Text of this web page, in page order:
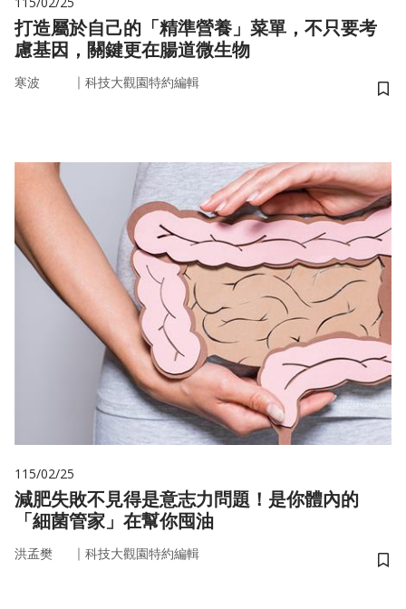
打造屬於自己的「精準營養」菜單，不只要考
慮基因，關鍵更在腸道微生物
寒波 ｜ 科技大觀園特約編輯
儲
115/02/25
減肥失敗不見得是意志力問題！是你體內的
「細菌管家」在幫你囤油
洪孟樊 ｜ 科技大觀園特約編輯
儲